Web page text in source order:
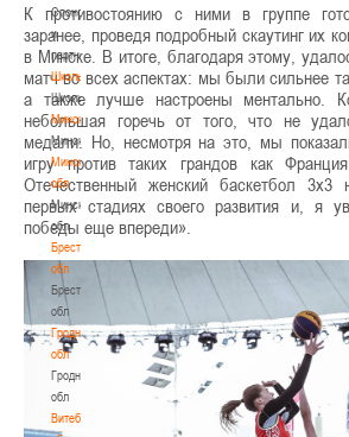
Спонсоры
и
партнеры
Школы
Школы
Минск
Минск
Минская
обл
Минская
обл
Брестская
обл
Брестская
обл
Гродненская
обл
Гродненская
обл
Витебская
К противостоянию с ними в группе
заранее, проведя подробный скаутинг их
в Минске. В итоге, благодаря этому,
матч во всех аспектах: мы были сильнее
а также лучше настроены ментально.
небольшая горечь от того, что не
медали. Но, несмотря на это, мы
игру против таких грандов как
Отечественный женский баскетбол 3х3
первых стадиях своего развития и, я
победы еще впереди».